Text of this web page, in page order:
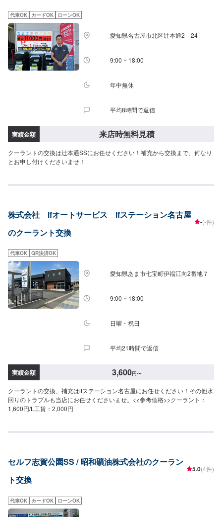
代車OK カードOK ローンOK
愛知県名古屋市北区辻本通2－24
9:00 ~ 18:00
年中無休
平均8時間で返信
実績金額 来店時無料見積
クーラントの交換は辻本通SSにお任せください！補充から交換まで、何なり
とお申し付けくださいませ！
株式会社 ifオートサービス ifステーション名古屋
のクーラント交換
-(-件)
代車OK QR決済OK
愛知県あま市七宝町伊福江向2番地７
9:00 ~ 18:00
日曜・祝日
平均21時間で返信
実績金額 3,600円〜
クーラントの交換、補充はifステーション名古屋にお任せください！その他水
回りのトラブルも当店にお任せくださいませ。<<参考価格>>クーラント：
1,600円/L工賃：2,000円
セルフ志賀公園SS / 昭和礦油株式会社のクーラン
ト交換
5.0(4件)
代車OK カードOK ローンOK